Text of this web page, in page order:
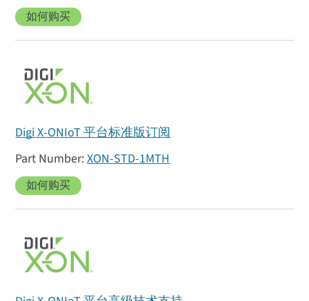
如何购买
Digi X-ONIoT 平台标准版订阅
XON-STD-1MTH
如何购买